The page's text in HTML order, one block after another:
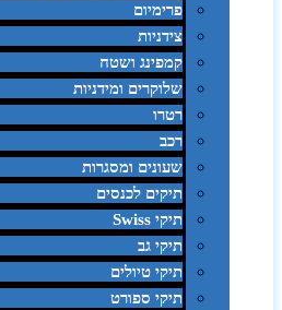
פרימיום
צידניות
קמפינג ושטח
שלוקרים ומידניות
רטרו
רכב
שעונים ומסגרות
תיקים לכנסים
תיקי Swiss
תיקי גב
תיקי טיולים
תיקי ספורט